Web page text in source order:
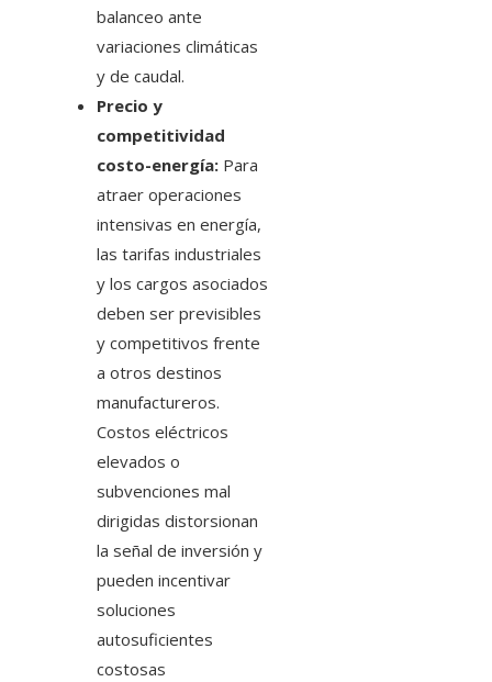
balanceo ante
variaciones climáticas
y de caudal.
Precio y
competitividad
costo-energía: Para
atraer operaciones
intensivas en energía,
las tarifas industriales
y los cargos asociados
deben ser previsibles
y competitivos frente
a otros destinos
manufactureros.
Costos eléctricos
elevados o
subvenciones mal
dirigidas distorsionan
la señal de inversión y
pueden incentivar
soluciones
autosuficientes
costosas